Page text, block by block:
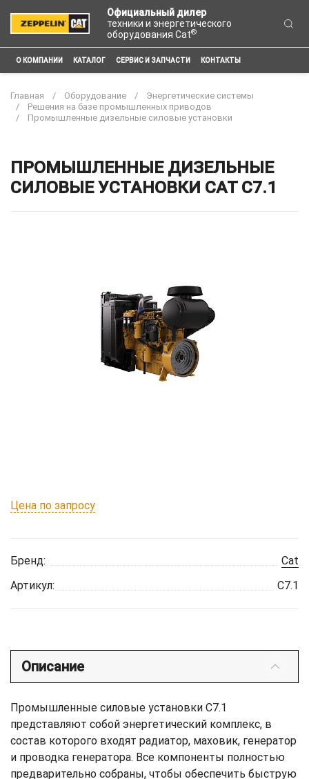
Официальный дилер
техники и энергетического
оборудования Cat®
О КОМПАНИИ КАТАЛОГ СЕРВИС И ЗАПЧАСТИ КОНТАКТЫ
Главная Оборудование
Энергетические системы
Решения на базе промышленных приводов
Промышленные дизельные силовые установки
ПРОМЫШЛЕННЫЕ ДИЗЕЛЬНЫЕ
СИЛОВЫЕ УСТАНОВКИ CAT C7.1
Цена по запросу
Бренд:
Cat
Артикул:
C7.1
Описание
Промышленные силовые установки C7.1
представляют собой энергетический комплекс, в
состав которого входят радиатор, маховик, генератор
и проводка генератора. Все компоненты полностью
предварительно собраны, чтобы обеспечить быструю